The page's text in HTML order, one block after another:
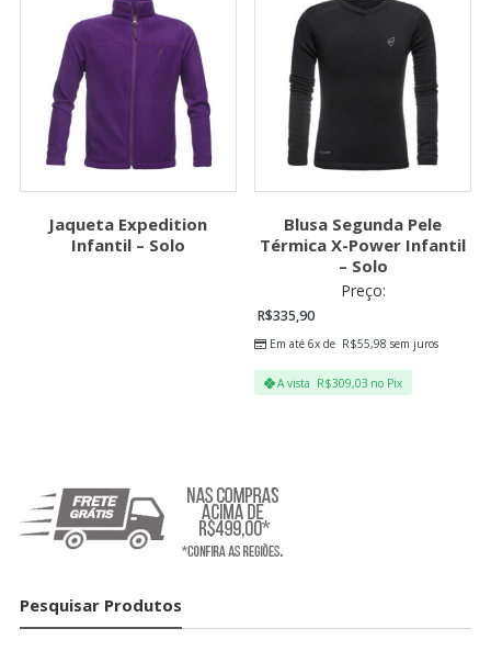
Jaqueta Expedition
Infantil – Solo
Blusa Segunda Pele
Térmica X-Power Infantil
– Solo
Preço:
R$335,90
Em até 6x de R$55,98 sem juros
A vista R$309,03 no Pix
Pesquisar Produtos